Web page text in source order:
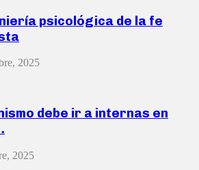
psicológica de la fe
2025
debe ir a internas en
2025